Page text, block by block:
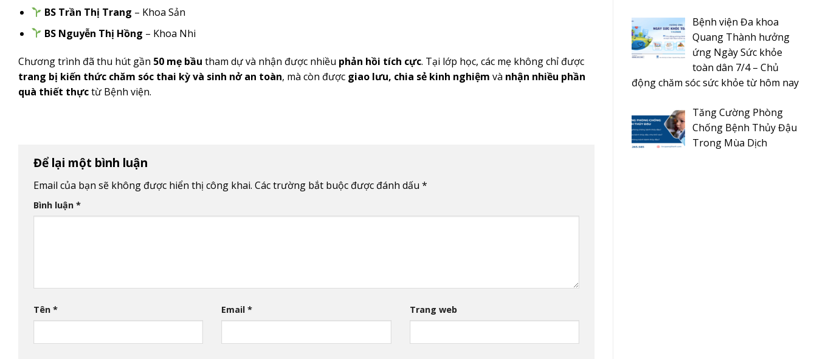
BS Trần Thị Trang – Khoa Sản
BS Nguyễn Thị Hồng – Khoa Nhi
Chương trình đã thu hút gần 50 mẹ bầu tham dự và nhận được nhiều phản hồi tích cực. Tại lớp học, các mẹ không chỉ được
trang bị kiến thức chăm sóc thai kỳ và sinh nở an toàn, mà còn được giao lưu, chia sẻ kinh nghiệm và nhận nhiều phần
quà thiết thựctừ Bệnh viện.
Để lại một bình luận
Email của bạn sẽ không được hiển thị công khai. Các trường bắt buộc được đánh dấu *
Bình luận *
Tên * Email* Trang web
Bệnh viện Đa khoa
Quang Thành hưởng
ứng Ngày Sức khỏe
toàn dân 7/4 – Chủ
động chăm sóc sức khỏe từ hôm nay
Tăng Cường Phòng
Chống Bệnh Thủy Đậu
Trong Mùa Dịch